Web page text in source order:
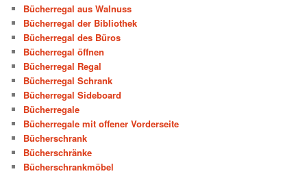
Bücherregal aus Walnuss
Bücherregal der Bibliothek
Bücherregal des Büros
Bücherregal öffnen
Bücherregal Regal
Bücherregal Schrank
Bücherregal Sideboard
Bücherregale
Bücherregale mit offener Vorderseite
Bücherschrank
Bücherschränke
Bücherschrankmöbel